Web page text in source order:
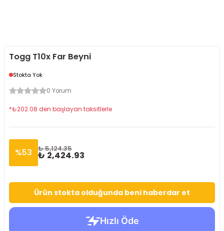
Togg T10x Far Beyni
Stokta Yok
0 Yorum
*₺202.08 den başlayan taksitlerle
%53 ₺ 5,124.35
₺ 2,424.93
Ürün stokta olduğunda beni haberdar et